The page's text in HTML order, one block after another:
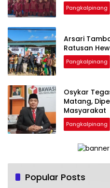
Pangkalpinang
‎Arsari
Ratusan
Pangkalpinang
Osykar
Matang,
Masyarakat
Pangkalpinang
Popular Posts